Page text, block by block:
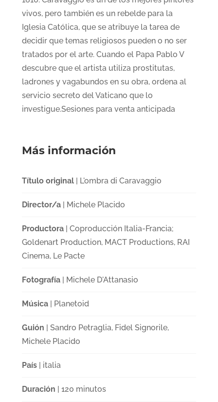
vivos, pero también es un rebelde para la
Iglesia Católica, que se atribuye la tarea de
decidir que temas religiosos pueden o no ser
tratados por el arte. Cuando el Papa Pablo V
descubre que el artista utiliza prostitutas,
ladrones y vagabundos en su obra, ordena al
servicio secreto del Vaticano que lo
investigue.Sesiones para venta anticipada
Más información
Título original| L'ombra di Caravaggio
Director/a| Michele Placido
Productora| Coproducción Italia-Francia;
Goldenart Production, MACT Productions, RAI
Cinema, Le Pacte
Fotografía| Michele D'Attanasio
Música| Planetoid
Guión | Sandro Petraglia, Fidel Signorile,
Michele Placido
País| italia
Duración | 120 minutos